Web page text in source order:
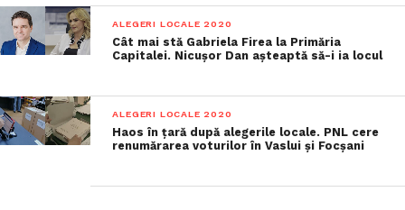
ALEGERI LOCALE 2020
Cât mai stă Gabriela Firea la Primăria
Capitalei. Nicușor Dan așteaptă să-i ia locul
ALEGERI LOCALE 2020
Haos în țară după alegerile locale. PNL cere
renumărarea voturilor în Vaslui și Focșani